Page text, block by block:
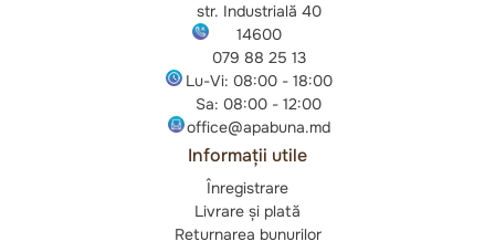
str. Industrială 40
14600
079 88 25 13
Lu-Vi: 08:00 - 18:00
Sa: 08:00 - 12:00
office@apabuna.md
Informații utile
Înregistrare
Livrare și plată
Returnarea bunurilor